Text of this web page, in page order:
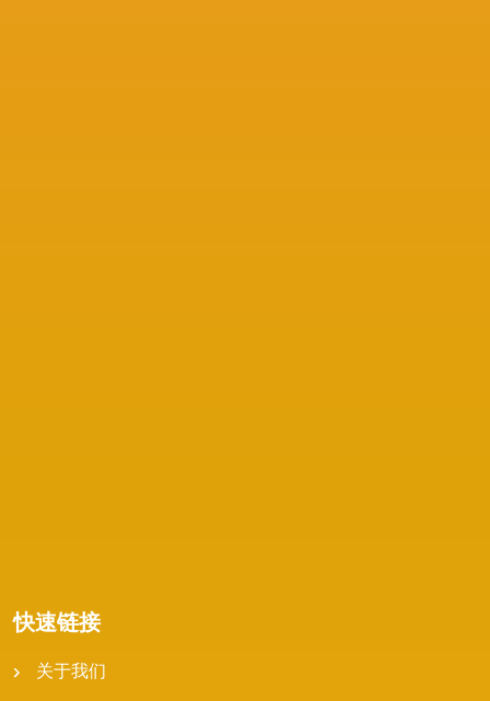
快速链接
关于我们